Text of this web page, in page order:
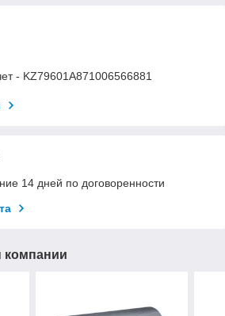
- KZ79601A871006566881
14 дней по договоренности